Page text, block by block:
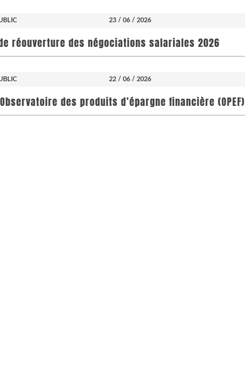
23 / 06 / 2026
de réouverture des négociations salariales 2026
22 / 06 / 2026
des produits d’épargne financière (OPEF)